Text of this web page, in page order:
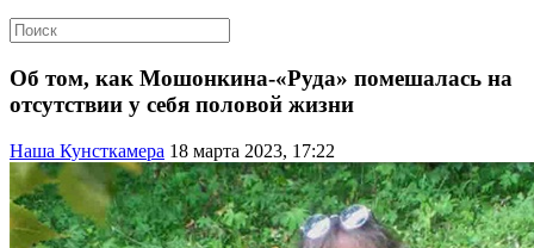
Об том, как Мошонкина-«Руда» помешалась на
отсутствии у себя половой жизни
Наша Кунсткамера 18 марта 2023, 17:22